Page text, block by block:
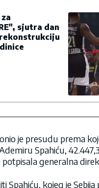
sjutra dan
je presudu prema
Spahiću,
generalna
Spahiću, kojeg je